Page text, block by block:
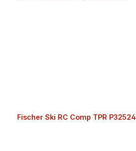
Fischer Ski RC Comp TPR P32524